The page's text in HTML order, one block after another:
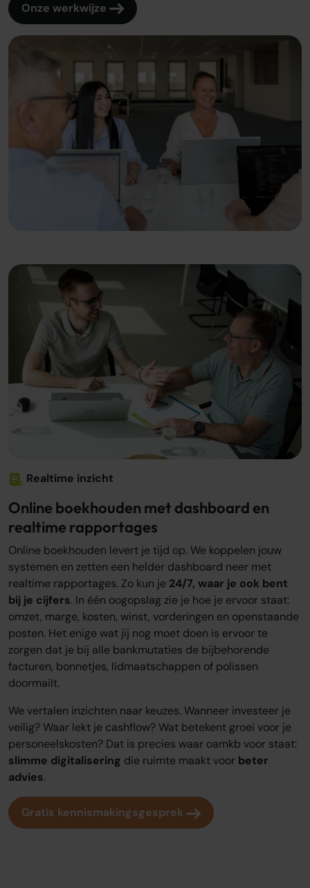
Onze werkwijze
Realtime inzicht
Online boekhouden met dashboard en
realtime rapportages
Online boekhouden levert je tijd op. We koppelen jouw
systemen en zetten een helder dashboard neer met
realtime rapportages. Zo kun je 24/7, waar je ook bent
bij je cijfers. In één oogopslag zie je hoe je ervoor staat:
omzet, marge, kosten, winst, vorderingen en openstaande
posten. Het enige wat jij nog moet doen is ervoor te
zorgen dat je bij alle bankmutaties de bijbehorende
facturen, bonnetjes, lidmaatschappen of polissen
doormailt.
We vertalen inzichten naar keuzes. Wanneer investeer je
veilig? Waar lekt je cashflow? Wat betekent groei voor je
personeelskosten? Dat is precies waar oamkb voor staat:
slimme digitalisering die ruimte maakt voor beter
advies.
Gratis kennismakingsgesprek